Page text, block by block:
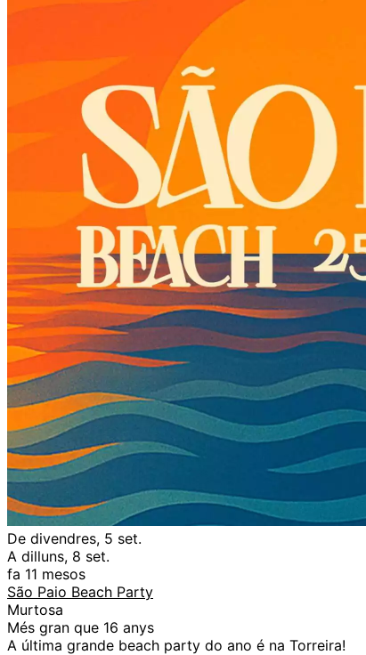
De divendres, 5 set.
A dilluns, 8 set.
fa 11 mesos
São Paio Beach Party
Murtosa
Més gran que 16 anys
A última grande beach party do ano é na Torreira!